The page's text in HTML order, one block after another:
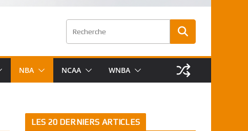
NBA NCAA WNBA
LES 20 DERNIERS ARTICLES